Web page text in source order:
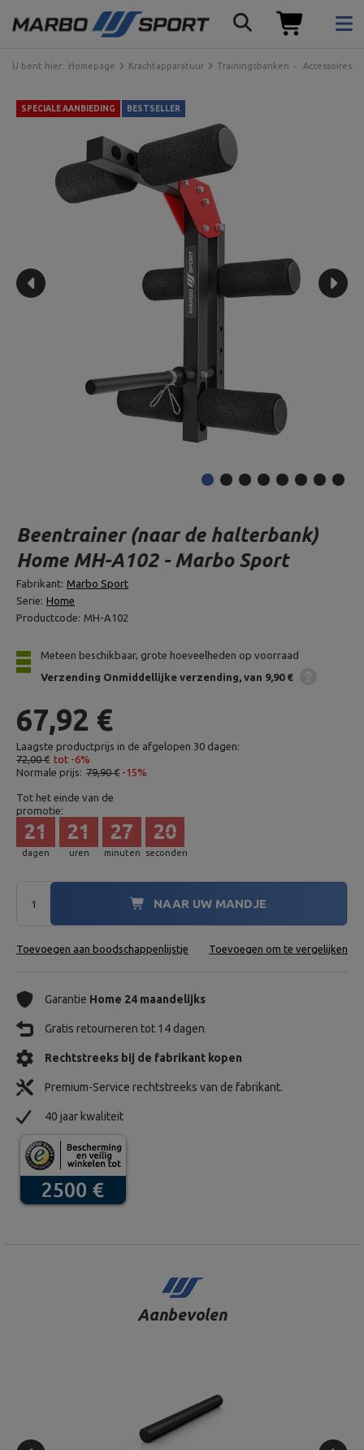
U bent hier: Homepage Krachtapparatuur Trainingsbanken Accessoires
SPECIALE AANBIEDING BESTSELLER
Beentrainer (naar de halterbank)
Home MH-A102 - Marbo Sport
Fabrikant: Marbo Sport
Serie: Home
Productcode: MH-A102
Meteen beschikbaar, grote hoeveelheden op voorraad
Verzending Onmiddellijke verzending van 9,90 €
67,92 €
Laagste productprijs in de afgelopen 30 dagen:
72,00 € tot -6%
Normale prijs: 79,90 € -15%
Tot het einde van de
promotie:
dagen
21
uren
21
minuten
27
seconden
18
NAAR UW MANDJE
Toevoegen aan boodschappenlijstje Toevoegen om te vergelijken
Garantie Home 24 maandelijks
Gratis retourneren tot 14 dagen
Rechtstreeks bij de fabrikant kopen
Premium-Service rechtstreeks van de fabrikant.
40 jaar kwaliteit
Aanbevolen